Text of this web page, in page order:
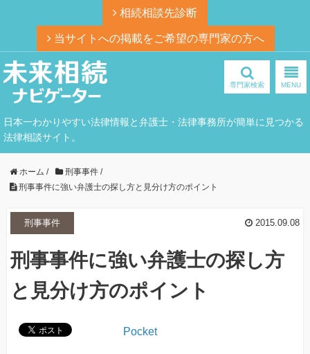
相続相談先診断
当サイトへの掲載をご希望の専門家の方へ
日本一わかりやすい法律情報と弁護士・法律事務所が簡単に見つかる
法律相談サイト。
専門家検索 MENU
ホーム / 刑事事件 /
刑事事件に強い弁護士の探し方と見分け方のポイント
刑事事件 2015.09.08
刑事事件に強い弁護士の探し方
と見分け方のポイント
Pocket